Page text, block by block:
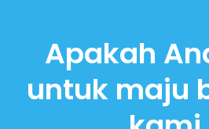
Apakah
untuk maju